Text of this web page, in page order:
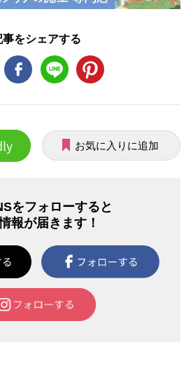
事をシェアする
お気に入りに追加
をフォローすると
報が届きます！